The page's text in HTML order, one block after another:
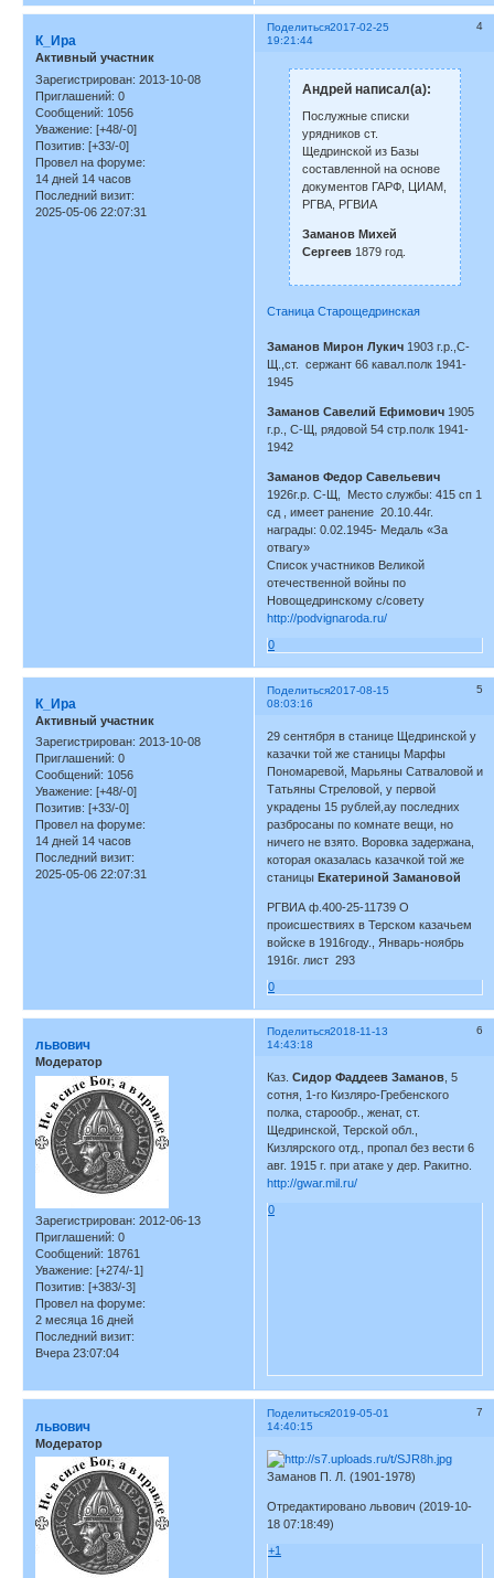
Поделиться 4
2017-02-25
19:21:44
К_Ира
Активный участник
Зарегистрирован: 2013-10-08
Приглашений: 0
Сообщений: 1056
Уважение: [+48/-0]
Позитив: [+33/-0]
Провел на форуме:
14 дней 14 часов
Последний визит:
2025-05-06 22:07:31
Андрей написал(а):
Послужные списки
урядников ст.
Щедринской из Базы
составленной на основе
документов ГАРФ, ЦИАМ,
РГВА, РГВИА
Заманов Михей
Сергеев1879 год.
Станица Старощедринская
Заманов Мирон Лукич 1903 г.р.,С-
Щ.,ст. сержант 66 кавал.полк 1941-
1945
Заманов Савелий Ефимович 1905
г.р., С-Щ, рядовой 54 стр.полк 1941-
1942
Заманов Федор Савельевич
1926г.р. С-Щ, Место службы: 415 сп 1
сд , имеет ранение 20.10.44г.
награды: 0.02.1945- Медаль «За
отвагу»
Список участников Великой
отечественной войны по
Новощедринскому с/совету
http://podvignaroda.ru/
0
Поделиться 5
2017-08-15
08:03:16
К_Ира
Активный участник
Зарегистрирован: 2013-10-08
Приглашений: 0
Сообщений: 1056
Уважение: [+48/-0]
Позитив: [+33/-0]
Провел на форуме:
14 дней 14 часов
Последний визит:
2025-05-06 22:07:31
29 сентября в станице Щедринской у
казачки той же станицы Марфы
Пономаревой, Марьяны Сатваловой и
Татьяны Стреловой, у первой
украдены 15 рублей,ау последних
разбросаны по комнате вещи, но
ничего не взято. Воровка задержана,
которая оказалась казачкой той же
станицыЕкатериной Замановой
РГВИА ф.400-25-11739 О
происшествиях в Терском казачьем
войске в 1916году., Январь-ноябрь
1916г. лист 293
0
Поделиться 6
2018-11-13
14:43:18
львович
Модератор
Зарегистрирован: 2012-06-13
Приглашений: 0
Сообщений: 18761
Уважение: [+274/-1]
Позитив: [+383/-3]
Провел на форуме:
2 месяца 16 дней
Последний визит:
Вчера 23:07:04
Каз.Сидор Фаддеев Заманов , 5
сотня, 1-го Кизляро-Гребенского
полка, старообр., женат, ст.
Щедринской, Терской обл.,
Кизлярского отд., пропал без вести 6
авг. 1915 г. при атаке у дер. Ракитно.
http://gwar.mil.ru/
0
Поделиться 7
2019-05-01
14:40:15
львович
Модератор
Заманов П. Л. (1901-1978)
Отредактировано львович (2019-10-
18 07:18:49)
+1